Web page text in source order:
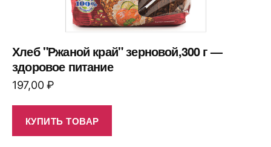
Хлеб "Ржаной край" зерновой,300 г —
здоровое питание
197,00₽
КУПИТЬ ТОВАР